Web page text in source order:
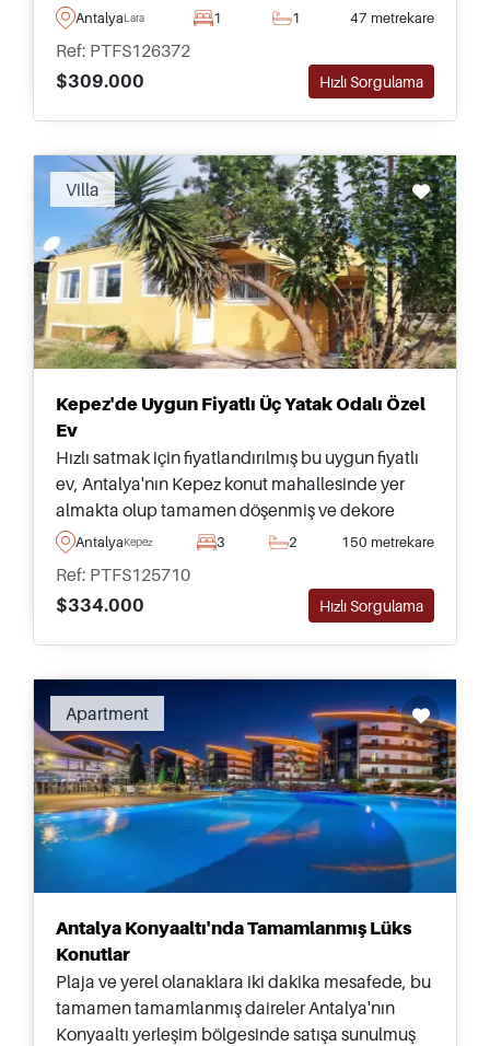
benzersiz 5 yıldızlı bir mülk satın alma fırsatı.
AntalyaLara 1 1 47 metrekare
Ref: PTFS126372
$309.000
Hızlı Sorgulama
Villa
Kepez'de Uygun Fiyatlı Üç Yatak Odalı Özel
Ev
Hızlı satmak için fiyatlandırılmış bu uygun fiyatlı
ev, Antalya'nın Kepez konut mahallesinde yer
almakta olup tamamen döşenmiş ve dekore
edilmiştir – satın alma işlemi tamamlanır
AntalyaKepez 3 2 150 metrekare
Ref: PTFS125710
$334.000
Hızlı Sorgulama
Apartment
Antalya Konyaaltı'nda Tamamlanmış Lüks
Konutlar
Plaja ve yerel olanaklara iki dakika mesafede, bu
tamamen tamamlanmış daireler Antalya'nın
Konyaaltı yerleşim bölgesinde satışa sunulmuş